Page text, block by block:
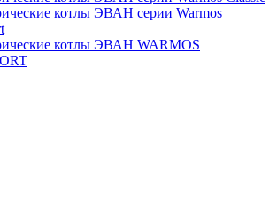
котлы ЭВАН серии Warmos
котлы ЭВАН WARMOS